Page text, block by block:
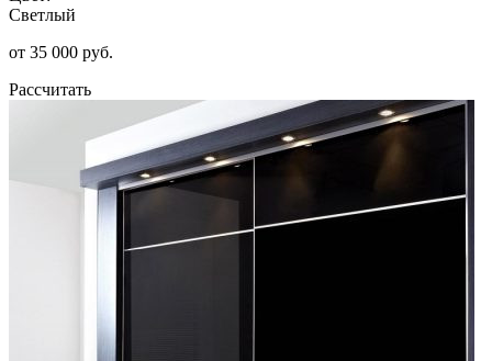
Светлый
от 35 000 руб.
Рассчитать